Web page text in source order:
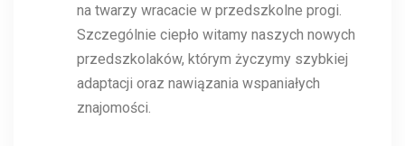
na twarzy wracacie w przedszkolne progi.
Szczególnie ciepło witamy naszych nowych
przedszkolaków, którym życzymy szybkiej
adaptacji oraz nawiązania wspaniałych
znajomości.